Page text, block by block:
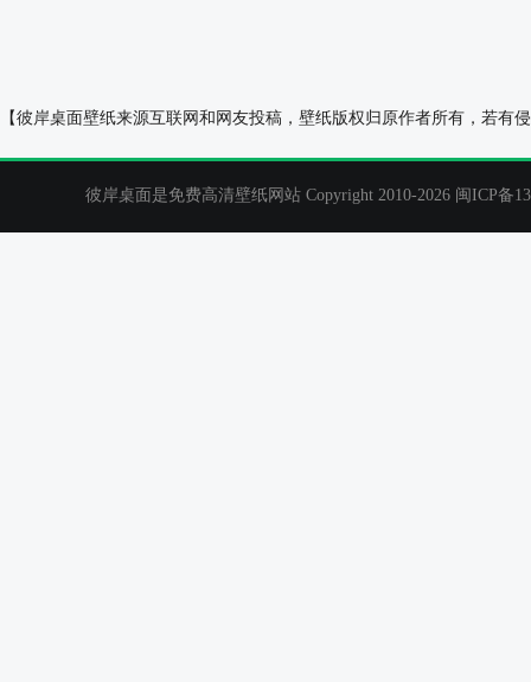
【彼岸桌面壁纸来源互联网和网友投稿，壁纸版权归原作者所有，若
彼岸桌面是免费高清壁纸网站 Copyright 2010-2026 闽ICP备